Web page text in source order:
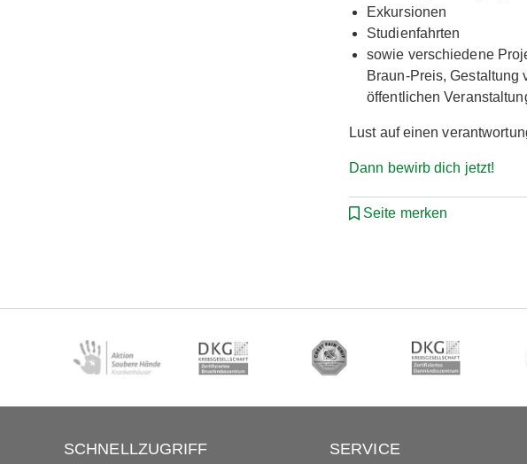
Exkursionen
Studienfahrten
sowie verschiedene
Braun-Preis, Gestaltung
öffentlichen
Lust auf einen
Dann bewirb dich jetzt!
Seite merken
SCHNELLZUGRIFF SERVICE